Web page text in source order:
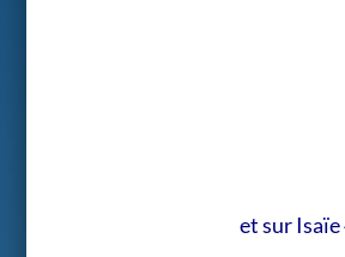
et sur Isaïe